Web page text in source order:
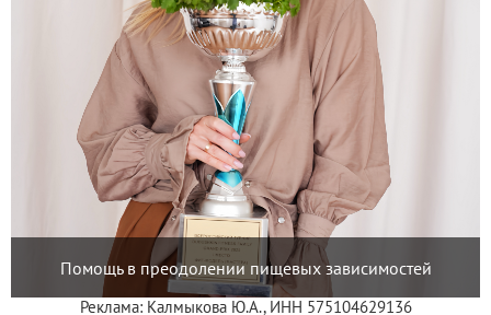
Помощь в преодолении пищевых зависимостей
Реклама: Калмыкова Ю.А., ИНН 575104629136